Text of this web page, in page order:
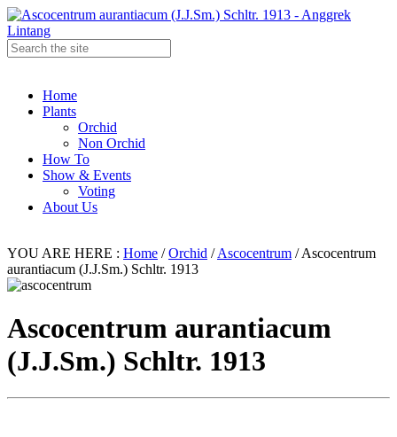
Home
Plants
Orchid
Non Orchid
How To
Show & Events
Voting
About Us
YOU ARE HERE : Home /Orchid /Ascocentrum /Ascocentrum
aurantiacum (J.J.Sm.) Schltr. 1913
Ascocentrum aurantiacum
(J.J.Sm.) Schltr. 1913